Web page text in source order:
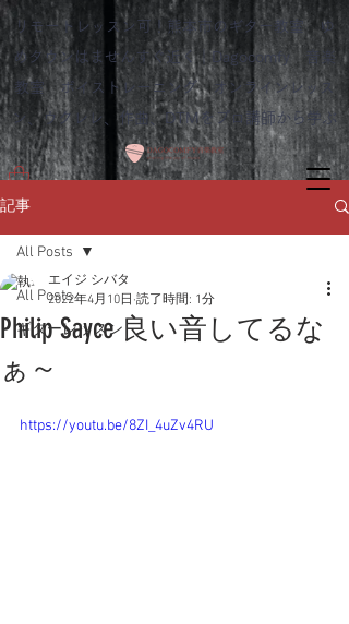
リモートレッスン可！熊本市のギター教室 ゆ
めタウンはませんすぐ近く｜Dagocomfy 音楽
教室 ボイストレーニング オンラインレッス
ン、ウクレレ、作曲、DTMをプロ講師から学ぶ
記事
All Posts
ギターレッスン
All Posts
Philip Sayce 良い音してるな
ぁ～
エイジ シバタ
2022年4月10日 読了時間: 1分
https://youtu.be/8ZI_4uZv4RU